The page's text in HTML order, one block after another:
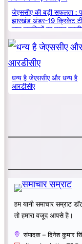
जेएससीए की बड़ी सफलता :
झारखंड अंडर-19 क्रिकेट
सात लड़कियों का चयन
धन्य है जेएससीए और धन्य है
आरडीसीए
हम यानी समाचार सम्राट
तो हमारा वजूद आपसे है।
संपादक – दिनेश कुमार